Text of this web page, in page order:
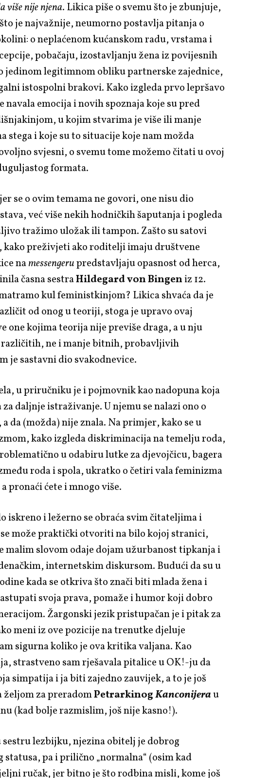
više nije njena. Likica piše o svemu što je zbunjuje,
je najvažnije, neumorno postavlja pitanja o
o neplaćenom kućanskom radu, vrstama i
pobačaju, izostavljanju žena iz povijesnih
jedinom legitimnom obliku partnerske zajednice,
istospolni brakovi. Kako izgleda prvo lepršavo
emocija i novih spoznaja koje su pred
u kojim stvarima je više ili manje
stega i koje su to situacije koje nam možda
svjesni, o svemu tome možemo čitati u ovoj
formata.
se o ovim temama ne govori, one nisu dio
već više nekih hodničkih šaputanja i pogleda
tražimo uložak ili tampon. Zašto su satovi
kako preživjeti ako roditelji imaju društvene
namessengerupredstavljaju opasnost od herca,
časna sestraHildegard von Bingeniz 12.
kul feministkinjom? Likica shvaća da je
od onog u teoriji, stoga je upravo ovaj
one kojima teorija nije previše draga, a u nju
ne i manje bitnih, probavljivih
je sastavni dio svakodnevice.
u priručniku je i pojmovnik kao nadopuna koja
daljnje istraživanje. U njemu se nalazi ono o
da (možda) nije znala. Na primjer, kako se u
kako izgleda diskriminacija na temelju roda,
u odabiru lutke za djevojčicu, bagera
roda i spola, ukratko o četiri vala feminizma
pronaći ćete i mnogo više.
iskreno i ležerno se obraća svim čitateljima i
može praktički otvoriti na bilo kojoj stranici,
malim slovom odaje dojam užurbanost tipkanja i
internetskim diskursom. Budući da su u
kada se otkriva što znači biti mlada žena i
svoja prava, pomaže i humor koji dobro
Žargonski jezik pristupačan je i pitak za
meni iz ove pozicije na trenutke djeluje
sigurna koliko je ova kritika valjana. Kao
strastveno sam rješavala pitalice u OK!-ju da
simpatija i ja biti zajedno zauvijek, a to je još
željom za preradomPetrarkinogKanconijerau
(kad bolje razmislim, još nije kasno!).
lezbijku, njezina obitelj je dobrog
pa i prilično „normalna“ (osim kad
ručak, jer bitno je što rodbina misli, kome još